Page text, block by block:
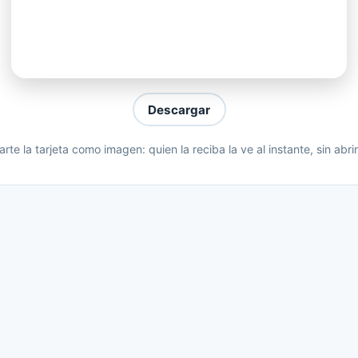
el enemigo
el enemigo
del abismo, mejor
Descargar
la tarjeta como imagen: quien la reciba la ve al instante, sin